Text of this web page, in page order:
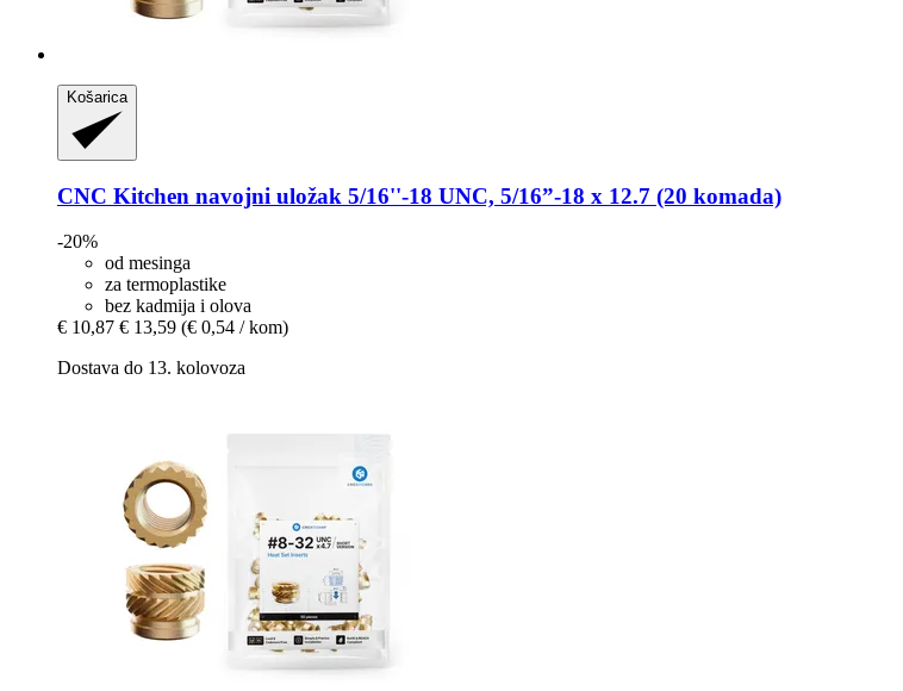
Košarica
CNC Kitchen navojni uložak 5/16''-​18 UNC, 5/16”-​18 x 12.7 (20 komada)
-20%
od mesinga
za termoplastike
bez kadmija i olova
€ 10,87 € 13,59 (€ 0,54 / kom)
Dostava do 13. kolovoza